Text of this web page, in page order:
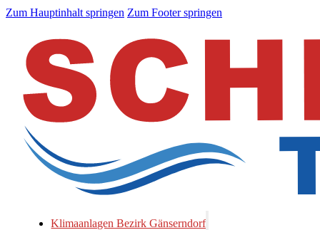
Zum Hauptinhalt springen Zum Footer springen
Klimaanlagen Bezirk Gänserndorf